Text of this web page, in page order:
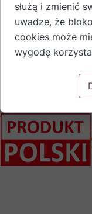
Dodatkowe
Pudełko tekturowe
Dobierz ulubione
zestaw upominkowy
służą i zmienić
uwadze, że
cookies może
wygodę